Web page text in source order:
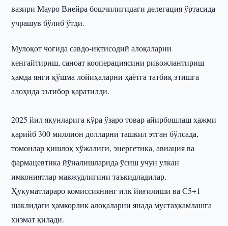
вазири Мауро Виейра бошчилигидаги делегация ўртасида
учрашув бўлиб ўтди.
Мулоқот чоғида савдо-иқтисодий алоқаларни
кенгайтириш, саноат кооперациясини ривожлантириш
ҳамда янги қўшма лойиҳаларни ҳаётга татбиқ этишга
алоҳида эътибор қаратилди.
2025 йил якунларига кўра ўзаро товар айирбошлаш ҳажми
қарийб 300 миллион долларни ташкил этган бўлсада,
томонлар қишлоқ хўжалиги, энергетика, авиация ва
фармацевтика йўналишларида ўсиш учун улкан
имкониятлар мавжудлигини таъкидладилар.
Ҳукуматлараро комиссиянинг илк йиғилиши ва С5+1
шаклидаги ҳамкорлик алоқаларни янада мустаҳкамлашга
хизмат қилади.